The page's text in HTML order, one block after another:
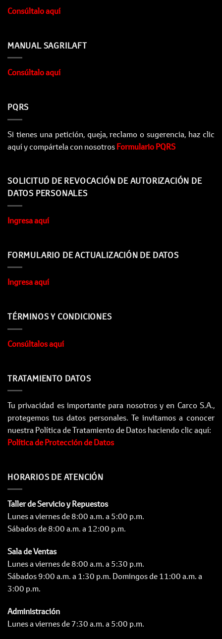
Consúltalo aquí
MANUAL SAGRILAFT
Consúltalo aquí
PQRS
Si tienes una petición, queja, reclamo o sugerencia, haz clic
aquí y compártela con nosotros Formulario PQRS
SOLICITUD DE REVOCACIÓN DE AUTORIZACIÓN DE
DATOS PERSONALES
Ingresa aquí
FORMULARIO DE ACTUALIZACIÓN DE DATOS
Ingresa aquí
TÉRMINOS Y CONDICIONES
Consúltalos aquí
TRATAMIENTO DATOS
Tu privacidad es importante para nosotros y en Carco S.A.,
protegemos tus datos personales. Te invitamos a conocer
nuestra Política de Tratamiento de Datos haciendo clic aquí:
Política de Protección de Datos
HORARIOS DE ATENCIÓN
Taller de Servicio y Repuestos
Lunes a viernes de 8:00 a.m. a 5:00 p.m.
Sábados de 8:00 a.m. a 12:00 p.m.
Sala de Ventas
Lunes a viernes de 8:00 a.m. a 5:30 p.m.
Sábados 9:00 a.m. a 1:30 p.m. Domingos de 11:00 a.m. a
3:00 p.m.
Administración
Lunes a viernes de 7:30 a.m. a 5:00 p.m.